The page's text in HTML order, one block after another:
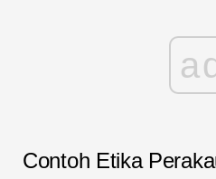
Contoh Etika